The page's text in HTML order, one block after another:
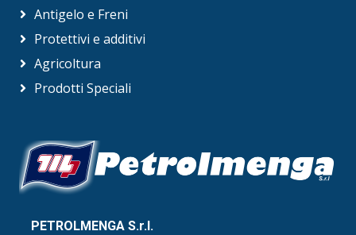
Antigelo e Freni
Protettivi e additivi
Agricoltura
Prodotti Speciali
PETROLMENGA S.r.l.